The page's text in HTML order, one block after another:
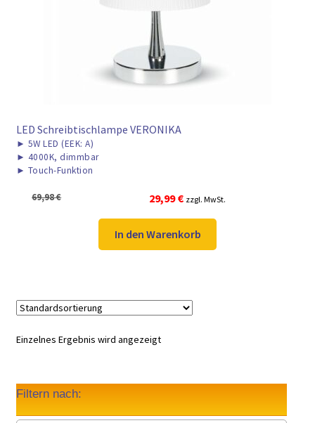
LED Schreibtischlampe VERONIKA
► 5W LED (EEK: A)
► 4000K, dimmbar
► Touch-Funktion
69,98€
Ursprünglicher
Preis
war:
69,98 €
29,99€Aktueller
Preis
ist:
29,99 €.
zzgl. MwSt.
In den Warenkorb
Einzelnes Ergebnis wird angezeigt
Filtern nach: